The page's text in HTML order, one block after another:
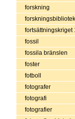
forskning
forskningsbibliotek
fortsättningskriget
fossil
fossila bränslen
foster
fotboll
fotografer
fotografi
fotografier